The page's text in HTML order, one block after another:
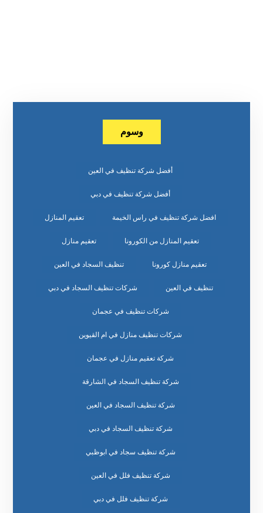
وسوم
أفضل شركة تنظيف في العين
أفضل شركة تنظيف في دبي
افضل شركة تنظيف في راس الخيمة تعقيم المنازل
تعقيم المنازل من الكورونا تعقيم منازل
تعقيم منازل كورونا تنظيف السجاد في العين
تنظيف في العين شركات تنظيف السجاد في دبي
شركات تنظيف في عجمان
شركات تنظيف منازل في ام القيوين
شركة تعقيم منازل في عجمان
شركة تنظيف السجاد في الشارقة
شركة تنظيف السجاد في العين
شركة تنظيف السجاد في دبي
شركة تنظيف سجاد في ابوظبي
شركة تنظيف فلل في العين
شركة تنظيف فلل في دبي